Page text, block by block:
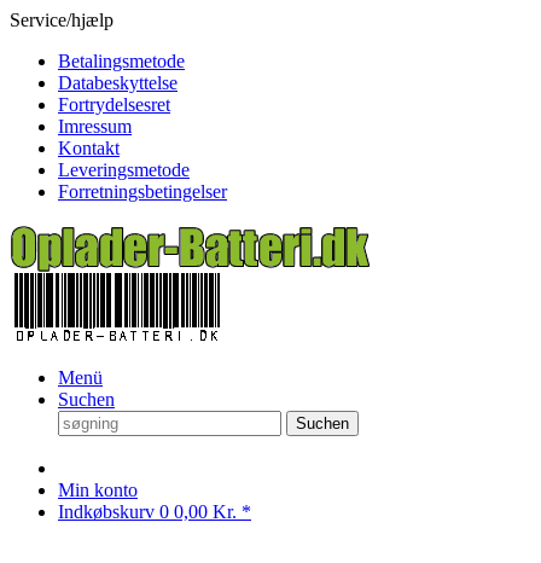
Service/hjælp
Betalingsmetode
Databeskyttelse
Fortrydelsesret
Imressum
Kontakt
Leveringsmetode
Forretningsbetingelser
Menü
Suchen
Suchen
Min konto
Indkøbskurv 0 0,00 Kr. *